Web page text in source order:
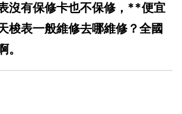
沒有保修卡也不保修，**便宜
梭表一般維修去哪維修？全國